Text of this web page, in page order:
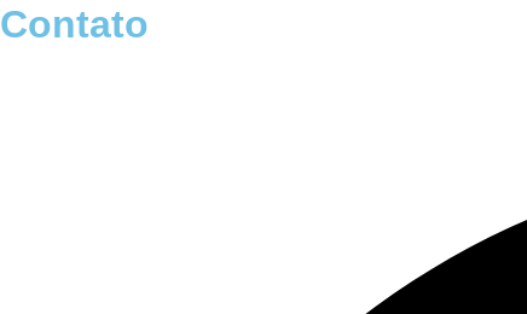
Contato